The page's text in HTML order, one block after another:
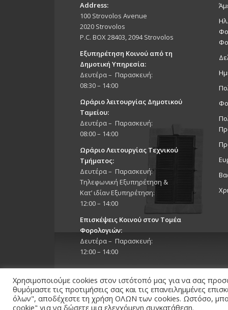
Address:
100 Strovolos Avenue
2020 Strovolos
P.C. BOX 28403, 2094 Strovolos
Εξυπηρέτηση Κοινού από τη
Δημοτική Υπηρεσία:
Δευτέρα – Παρασκευή:
08:30 – 14:00
Ωράριο λειτουργίας Δημοτικού
Ταμείου:
Δευτέρα – Παρασκευή:
08:00 – 14:00
Ωράριο Λειτουργίας Τεχνικού
Τμήματος:
Δευτέρα – Παρασκευή:
Τηλεφωνική Εξυπηρέτηση &
Κατ’ ιδίαν Εξυπηρέτηση:
12:00 – 14:00
Επισκέψεις Κοινού στον Τομέα
Φορολογιών:
Δευτέρα – Παρασκευή:
12:00 – 14:00
Copyright 2026 © Δήμος Στροβόλου, All Rights
Χρησιμοποιούμε cookies στον ιστότοπό μας για να σας
θυμόμαστε τις προτιμήσεις σας και τις επανειλημμένες
όλων", αποδέχεστε τη χρήση ΟΛΩΝ των cookies. Ωστόσο,
cookie" για να δώσετε μια ελεγχόμενη συγκατάθεση.